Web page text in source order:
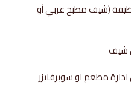
(شيف مطبخ عربي أو
شيف
مطعم او سوبرفايزر